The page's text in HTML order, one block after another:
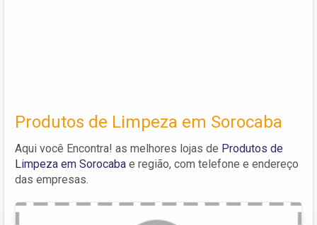
Produtos de Limpeza em Sorocaba
Aqui você Encontra! as melhores lojas de Produtos de
Limpeza em Sorocaba e região, com telefone e endereço
das empresas.